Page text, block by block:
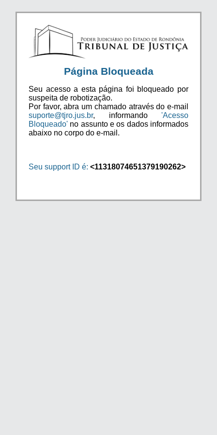
Página Bloqueada
Seu acesso a esta página foi bloqueado por
suspeita de robotização.
Por favor, abra um chamado através do e-mail
suporte@tjro.jus.br, informando 'Acesso
Bloqueado' no assunto e os dados informados
abaixo no corpo do e-mail.
Seu support ID é: <11318074651379190262>